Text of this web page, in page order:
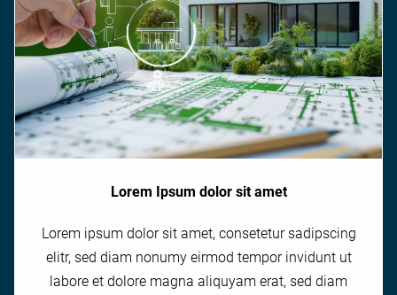
Lorem Ipsum dolor sit amet
Lorem ipsum dolor sit amet, consetetur sadipscing
elitr, sed diam nonumy eirmod tempor invidunt ut
labore et dolore magna aliquyam erat, sed diam